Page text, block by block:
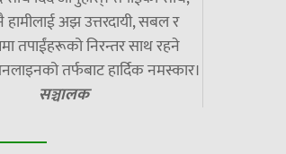
हामीलाई अझ उत्तरदायी, सबल र
तपाईंहरूको निरन्तर साथ रहने
तर्फबाट हार्दिक नमस्कार।